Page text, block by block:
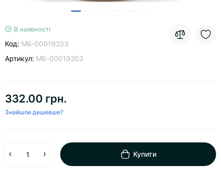
В наявності
Код: МБ-00019203
Артикул: МБ-00019203
332.00 грн.
Знайшли дешевше?
Купити